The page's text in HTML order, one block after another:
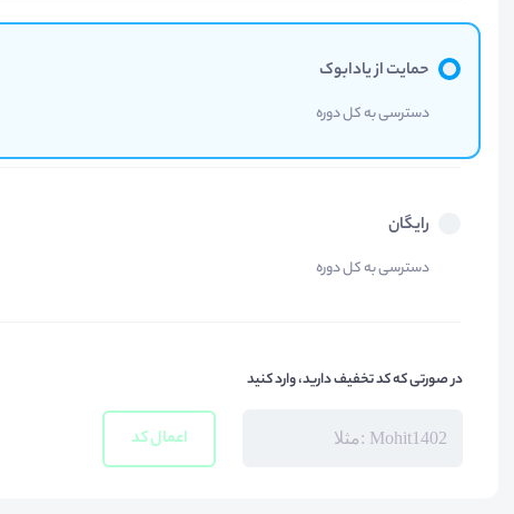
حمایت از یادابوک
دسترسی به کل دوره
رایگان
دسترسی به کل دوره
در صورتی که کد تخفیف دارید، وارد کنید
اعمال کد